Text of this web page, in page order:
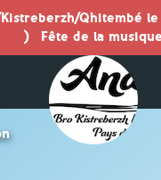
Qhitembé
)
Fête de la musique